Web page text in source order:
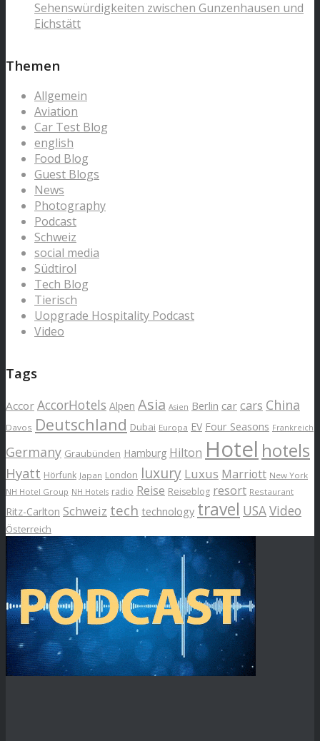
Sehenswürdigkeiten zwischen Gunzenhausen und
Eichstätt
Themen
Allgemein
Aviation
Car Test Blog
english
Food Blog
Guest Blogs
News
Photography
Podcast
Schweiz
social media
Südtirol
Tech Blog
Tierisch
Uopgrade Hospitality Podcast
Video
Tags
Accor AccorHotels Alpen Asia Asien Berlin car cars China
Davos Deutschland Dubai Europa EV Four Seasons Frankreich
Germany Graubünden Hamburg Hilton Hotel hotels
Hyatt Hörfunk Japan London luxury Luxus Marriott New York
NH Hotel Group NH Hotels radio Reise Reiseblog resort Restaurant
Ritz-Carlton Schweiz tech technology travel USAVideo
Österreich